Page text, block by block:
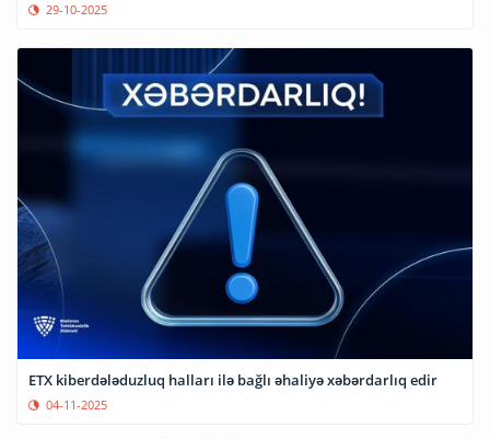
29-10-2025
ETX kiberdələduzluq halları ilə bağlı əhaliyə xəbərdarlıq edir
04-11-2025